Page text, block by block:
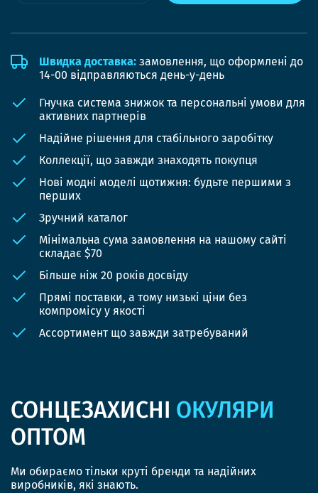
Швидка доставка: замовлення, що оформлені до
14-00 відправляються день-у-день
Гнучка система знижок та персональні умови для
активних партнерів
Надійне рішення для стабільного заробітку
Коллекції, що завжди знаходять покупця
Нові модні моделі щотижня: будьте першими з
перших
Зручний каталог
Мінімальна сума замовлення на нашому сайті
складає $70
Більше ніж 20 років досвіду
Прямі поставки, а тому низькі ціни без
компромісу у якості
Ассортимент що завжди затребуваний
СОНЦЕЗАХИСНІ ОКУЛЯРИ
ОПТОМ
Ми обираємо тільки круті бренди та надійних
виробників, які знають.